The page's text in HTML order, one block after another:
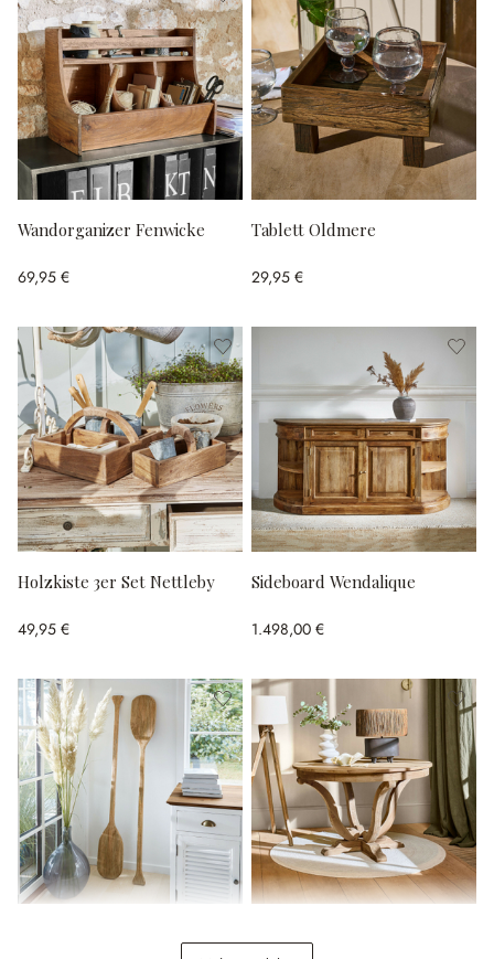
Wandorganizer Fenwicke
69,95 €
Tablett Oldmere
29,95 €
Holzkiste 3er Set Nettleby
49,95 €
Sideboard Wendalique
1.498,00 €